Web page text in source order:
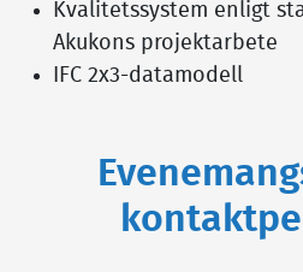
Kvalitetssystem enligt
Akukons projektarbete
IFC 2x3-datamodell